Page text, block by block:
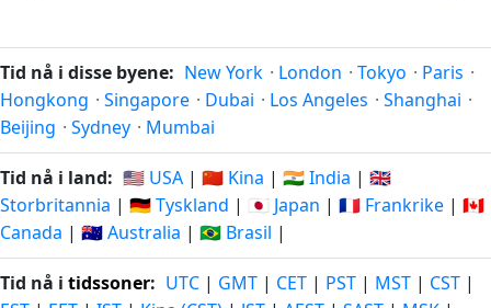
Tid nå i disse byene: New York · London · Tokyo · Paris ·
Hongkong · Singapore · Dubai · Los Angeles · Shanghai ·
Beijing · Sydney · Mumbai
Tid nå i land: 🇺🇸 USA | 🇨🇳 Kina | 🇮🇳 India | 🇬🇧
Storbritannia | 🇩🇪 Tyskland | 🇯🇵 Japan | 🇫🇷 Frankrike | 🇨🇦
Canada | 🇦🇺 Australia | 🇧🇷 Brasil |
Tid nå i tidssoner: UTC | GMT | CET | PST | MST | CST |